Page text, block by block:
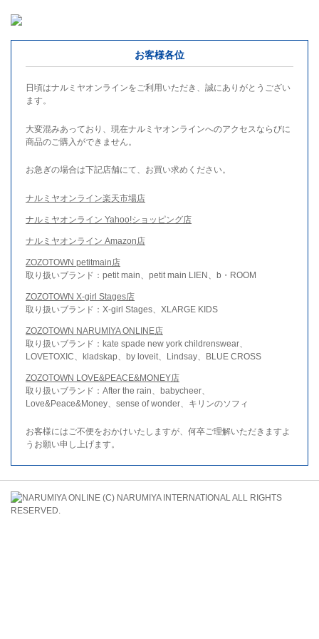
お客様各位
日頃はナルミヤオンラインをご利用いただき、誠にありがとうござい
ます。
大変混みあっており、現在ナルミヤオンラインへのアクセスならびに
商品のご購入ができません。
お急ぎの場合は下記店舗にて、お買い求めください。
ナルミヤオンライン楽天市場店
ナルミヤオンライン Yahoo!ショッピング店
ナルミヤオンライン Amazon店
ZOZOTOWN petitmain店
取り扱いブランド：petit main、petit main LIEN、b・ROOM
ZOZOTOWN X-girl Stages店
取り扱いブランド：X-girl Stages、XLARGE KIDS
ZOZOTOWN NARUMIYA ONLINE店
取り扱いブランド：kate spade new york childrenswear、
LOVETOXIC、kladskap、by loveit、Lindsay、BLUE CROSS
ZOZOTOWN LOVE&PEACE&MONEY店
取り扱いブランド：After the rain、babycheer、
Love&Peace&Money、sense of wonder、キリンのソフィ
お客様にはご不便をおかけいたしますが、何卒ご理解いただきますよ
うお願い申し上げます。